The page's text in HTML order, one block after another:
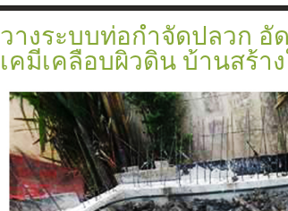
วางระบบท่อกำจัดปลวก อั
เคมีเคลือบผิวดิน บ้านสร้